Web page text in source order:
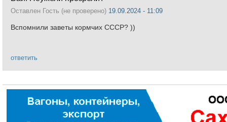
Оставлен Гость (не проверено) 19.09.2024 - 11:09
Вспомнили заветы кормчих СССР? ))
ответить